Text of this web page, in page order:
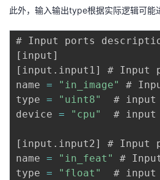
此外，输入输出type根据实际逻辑可能
[ input ]
[ input . input1] # Input
name = "in_image"
#
type = "uint8"
# input
device = "cpu"
# input
[ input . input2] # Input
name = "in_feat"
#
type = "float"
# input